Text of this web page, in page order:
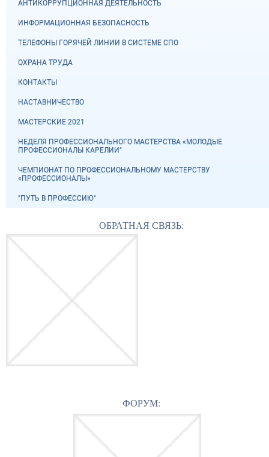
АНТИКОРРУПЦИОННАЯ ДЕЯТЕЛЬНОСТЬ
ИНФОРМАЦИОННАЯ БЕЗОПАСНОСТЬ
ТЕЛЕФОНЫ ГОРЯЧЕЙ ЛИНИИ В СИСТЕМЕ СПО
ОХРАНА ТРУДА
КОНТАКТЫ
НАСТАВНИЧЕСТВО
МАСТЕРСКИЕ 2021
НЕДЕЛЯ ПРОФЕССИОНАЛЬНОГО МАСТЕРСТВА «МОЛОДЫЕ
ПРОФЕССИОНАЛЫ КАРЕЛИИ"
ЧЕМПИОНАТ ПО ПРОФЕССИОНАЛЬНОМУ МАСТЕРСТВУ
«ПРОФЕССИОНАЛЫ»
"ПУТЬ В ПРОФЕССИЮ"
ОБРАТНАЯ СВЯЗЬ:
ФОРУМ: